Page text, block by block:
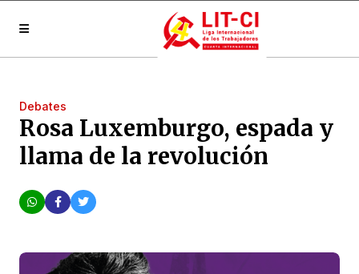
Debates
Rosa Luxemburgo, espada y
llama de la revolución